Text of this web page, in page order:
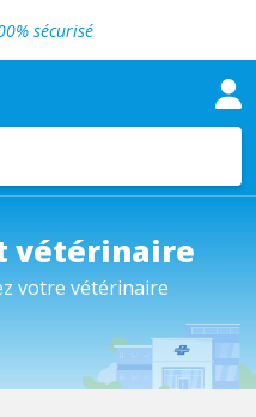
sécurisé
clinique vétérinaire
vétérinaire
clinique vétérinaire
en clinique
vétérinaire
votre vétérinaire